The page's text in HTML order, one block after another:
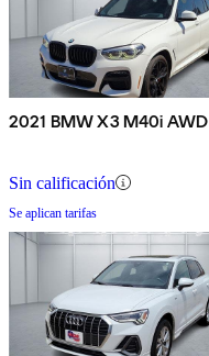
2021 BMW X3 M40i AWD
Sin calificación
Se aplican tarifas